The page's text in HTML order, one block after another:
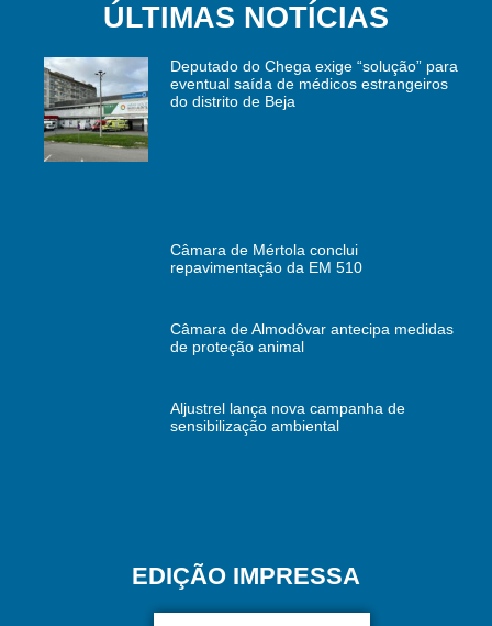
ÚLTIMAS NOTÍCIAS
Deputado do Chega exige “solução” para
eventual saída de médicos estrangeiros
do distrito de Beja
Câmara de Mértola conclui
repavimentação da EM 510
Câmara de Almodôvar antecipa medidas
de proteção animal
Aljustrel lança nova campanha de
sensibilização ambiental
EDIÇÃO IMPRESSA